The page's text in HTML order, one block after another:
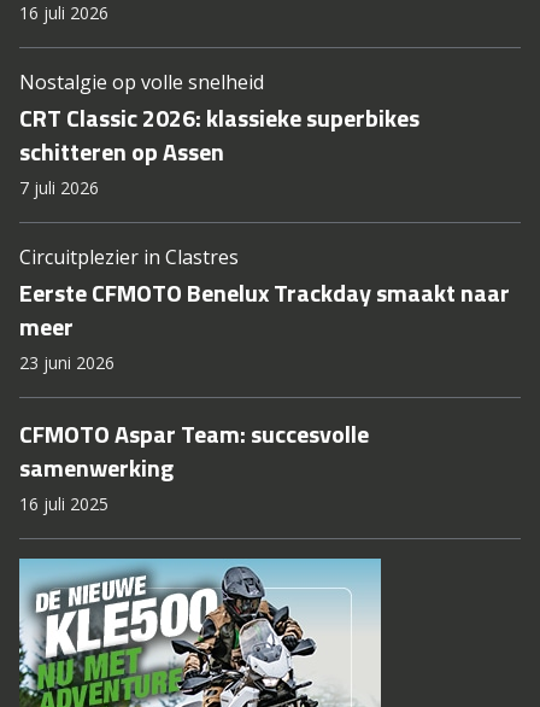
16 juli 2026
Nostalgie op volle snelheid
CRT Classic 2026: klassieke superbikes
schitteren op Assen
7 juli 2026
Circuitplezier in Clastres
Eerste CFMOTO Benelux Trackday smaakt naar
meer
23 juni 2026
CFMOTO Aspar Team: succesvolle
samenwerking
16 juli 2025